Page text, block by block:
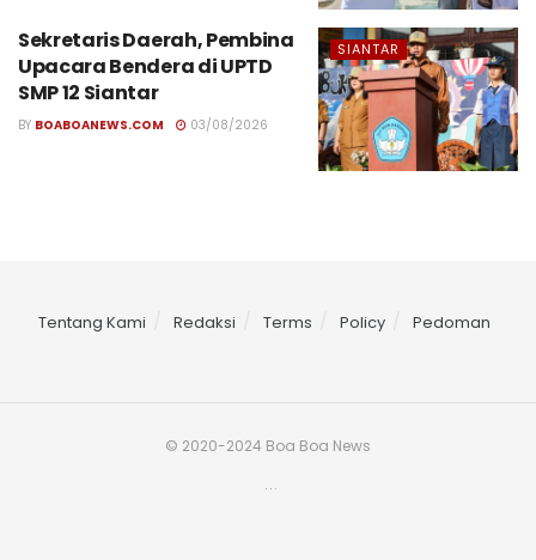
SIANTAR
Sekretaris Daerah, Pembina
Upacara Bendera di UPTD
SMP 12 Siantar
BY BOABOANEWS.COM 03/08/2026
Tentang Kami Redaksi Terms Policy Pedoman
© 2020-2024 Boa Boa News